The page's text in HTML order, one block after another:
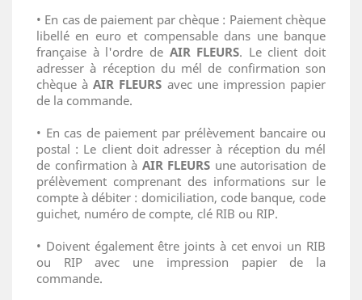
• En cas de paiement par chèque : Paiement chèque
libellé en euro et compensable dans une banque
française à l'ordre de AIR FLEURS. Le client doit
adresser à réception du mél de confirmation son
chèque àAIR FLEURS avec une impression papier
de la commande.
• En cas de paiement par prélèvement bancaire ou
postal : Le client doit adresser à réception du mél
de confirmation à AIR FLEURS une autorisation de
prélèvement comprenant des informations sur le
compte à débiter : domiciliation, code banque, code
guichet, numéro de compte, clé RIB ou RIP.
• Doivent également être joints à cet envoi un RIB
ou RIP avec une impression papier de la
commande.